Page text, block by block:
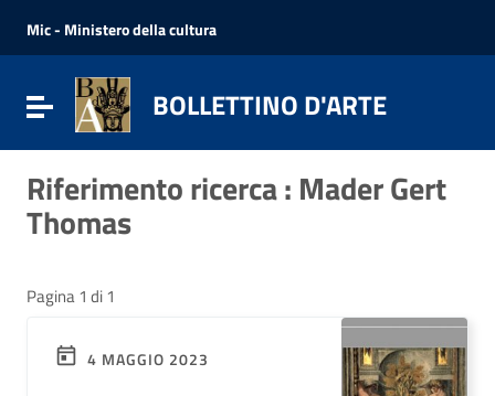
Vai al menu di navigazione
Vai al footer
Mic - Ministero della cultura
Attiva / disattiva la navigazione
BOLLETTINO D'ARTE
Riferimento ricerca : Mader Gert
Thomas
Pagina 1 di 1
4 MAGGIO 2023